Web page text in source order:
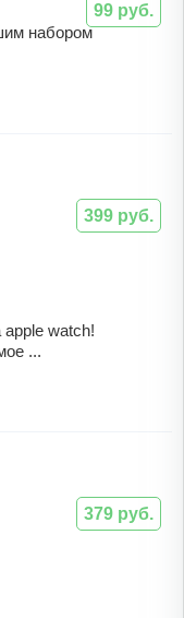
набором
99 руб.
apple watch!
...
399 руб.
379 руб.